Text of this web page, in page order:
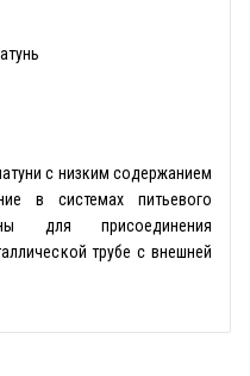
с низким содержанием
в системах питьевого
для присоединения
трубе с внешней